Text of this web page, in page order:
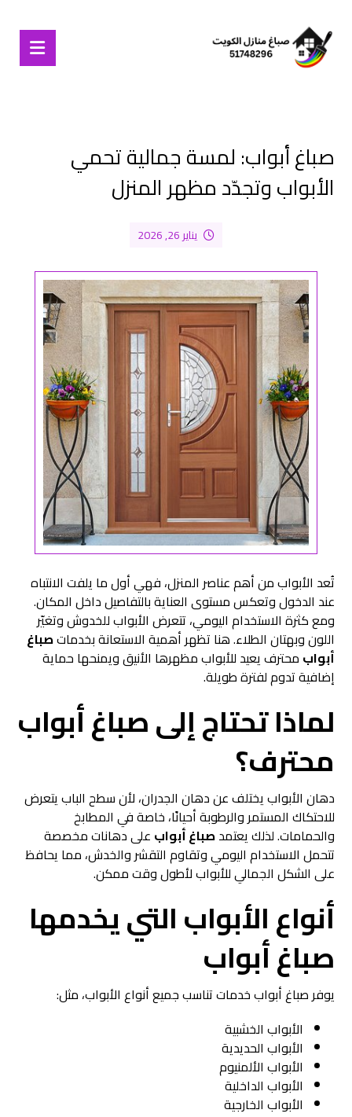
صباغ أبواب: لمسة جمالية تحمي
الأبواب وتجدّد مظهر المنزل
يناير 26, 2026
تُعد الأبواب من أهم عناصر المنزل، فهي أول ما يلفت الانتباه
عند الدخول وتعكس مستوى العناية بالتفاصيل داخل المكان.
ومع كثرة الاستخدام اليومي، تتعرض الأبواب للخدوش وتغيّر
اللون وبهتان الطلاء. هنا تظهر أهمية الاستعانة بخدماتصباغ
أبواب محترف يعيد للأبواب مظهرها الأنيق ويمنحها حماية
إضافية تدوم لفترة طويلة.
لماذا تحتاج إلى صباغ أبواب
محترف؟
دهان الأبواب يختلف عن دهان الجدران، لأن سطح الباب يتعرض
للاحتكاك المستمر والرطوبة أحيانًا، خاصة في المطابخ
والحمامات. لذلك يعتمدصباغ أبواب على دهانات مخصصة
تتحمل الاستخدام اليومي وتقاوم التقشر والخدش، مما يحافظ
على الشكل الجمالي للأبواب لأطول وقت ممكن.
أنواع الأبواب التي يخدمها
صباغ أبواب
يوفر صباغ أبواب خدمات تناسب جميع أنواع الأبواب، مثل:
الأبواب الخشبية
الأبواب الحديدية
الأبواب الألمنيوم
الأبواب الداخلية
الأبواب الخارجية